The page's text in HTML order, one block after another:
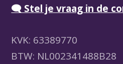
🗨 Stel je vraag in de
KVK: 63389770
BTW: NL002341488B28